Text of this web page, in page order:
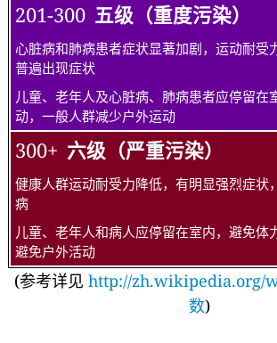
201-300 五级（重度污染）
心脏病和肺病患者症状显著加剧，运动耐受
普遍出现症状
儿童、老年人及心脏病、肺病患者应停留在
动，一般人群减少户外运动
300+ 六级（严重污染）
健康人群运动耐受力降低，有明显强烈症状
病
儿童、老年人和病人应停留在室内，避免体
避免户外活动
(参考详见 http://zh.wikipedia.org/
数)